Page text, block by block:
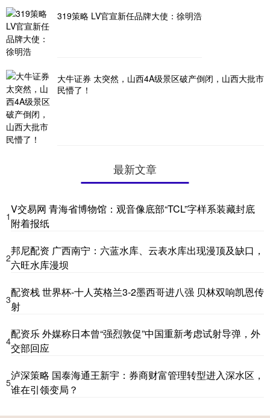
319策略 LV官宣新任品牌大使：徐明浩
大牛证券 太突然，山西4A级景区破产倒闭，山西大批市
民懵了！
最新文章
1
V交易网 青海省博物馆：观音像底部“TCL”字样系装藏封底
附着报纸
2
邦尼配资 广西南宁：六蓝水库、云表水库出现漫顶及缺口，
六旺水库漫坝
3
配资栈 世界杯-十人英格兰3-2墨西哥进八强 贝林双响凯恩传
射
4
配资乐 外媒称日本曾“强烈敦促”中国重新考虑试射导弹，外
交部回应
5
泸深策略 国泰海通王新宇：券商财富管理转型进入深水区，
谁在引领变局？